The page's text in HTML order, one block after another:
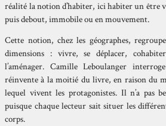
réalité la notion d’habiter, ici habiter un être
puis debout, immobile ou en mouvement.
Cette notion, chez les géographes,
dimensions : vivre, se déplacer,
l’aménager. Camille Leboulanger
réinvente à la moitié du livre, en raison du
lequel vivent les protagonistes. Il n’a pas
puisque chaque lecteur sait situer les
corps.